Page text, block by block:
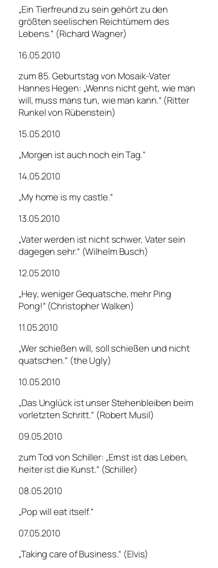
„Ein Tierfreund zu sein gehört zu den
größten seelischen Reichtümern des
Lebens.“ (Richard Wagner)
16.05.2010
zum 85. Geburtstag von Mosaik-Vater
Hannes Hegen: „Wenns nicht geht, wie man
will, muss mans tun, wie man kann.“ (Ritter
Runkel von Rübenstein)
15.05.2010
„Morgen ist auch noch ein Tag.“
14.05.2010
„My home is my castle.“
13.05.2010
„Vater werden ist nicht schwer, Vater sein
dagegen sehr.“ (Wilhelm Busch)
12.05.2010
„Hey, weniger Gequatsche, mehr Ping
Pong!“ (Christopher Walken)
11.05.2010
„Wer schießen will, soll schießen und nicht
quatschen.“ (the Ugly)
10.05.2010
„Das Unglück ist unser Stehenbleiben beim
vorletzten Schritt.“ (Robert Musil)
09.05.2010
zum Tod von Schiller: „Ernst ist das Leben,
heiter ist die Kunst.“ (Schiller)
08.05.2010
„Pop will eat itself.“
07.05.2010
„Taking care of Business.“ (Elvis)